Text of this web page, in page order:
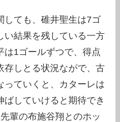
しても、碓井聖生は7ゴ
い結果を残している一方
は1ゴールずつで、得点
存しとる状況ながで、古
っていくと、カターレは
していけると期待でき
輩の布施谷翔とのホッ